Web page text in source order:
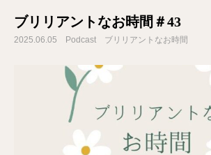
ブリリアントなお時間＃43
2025.06.05 Podcast ブリリアントなお時間